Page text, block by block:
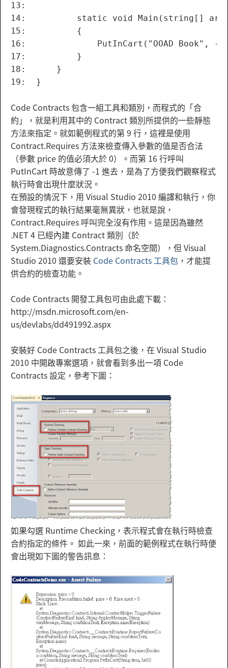
13:
14:          static void Main(string[]
15:          {
16:              PutInCart("OOAD Book", -
17:          }
18:      }
Code Contracts 包含一組工具和類別，而程式的「合
約」，就是利用其中的 Contract 類別所提供的一些靜態
方法來指定。就如範例程式的第 9 行，這裡是使用
Contract.Requires 方法來檢查傳入參數的值是否合法
（參數 price 的值必須大於 0）。而第 16 行呼叫
PutInCart 時故意傳了 -1 進去，是為了方便我們觀察程式
執行時會出現什麼狀況。
在預設的情況下，用 Visual Studio 2010 編譯和執行，你
會發現程式的執行結果毫無異狀，也就是說，
Contract.Requires 呼叫完全沒有作用。這是因為雖然
.NET 4 已經內建 Contract 類別（於
System.Diagnostics.Contracts 命名空間），但 Visual
Studio 2010 還要安裝 Code Contracts 工具包 ，才能提
供合約的檢查功能。
Code Contracts 開發工具包可由此處下載：
http://msdn.microsoft.com/en-
us/devlabs/dd491992.aspx
安裝好 Code Contracts 工具包之後，在 Visual Studio
2010 中開啟專案選項，就會看到多出一項 Code
Contracts 設定，參考下圖：
如果勾選 Runtime Checking，表示程式會在執行時檢查
合約指定的條件。 如此一來，前面的範例程式在執行時便
會出現如下圖的警告訊息：